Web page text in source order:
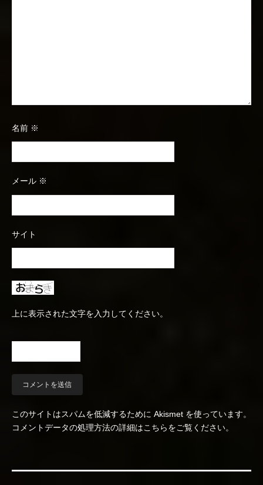
名前 ※
メール ※
サイト
上に表示された文字を入力してください。
このサイトはスパムを低減するために Akismet を使っています。
コメントデータの処理方法の詳細はこちらをご覧ください。